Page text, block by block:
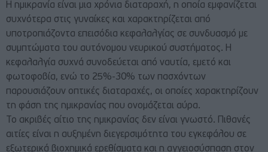
Η ημικρανία είναι μια χρόνια διαταραχή, η οποία εμφανίζεται
συχνότερα στις γυναίκες και χαρακτηρίζεται από
υποτροπιάζοντα επεισόδια κεφαλαλγίας σε συνδυασμό με
συμπτώματα του αυτόνομου νευρικού συστήματος. Η
κεφαλαλγία συχνά συνοδεύεται από ναυτία, εμετό και
φωτοφοβία, ενώ το 25%-30% των πασχόντων
παρουσιάζουν οπτικές διαταραχές, οι οποίες χαρακτηρίζουν
τη φάση της ημικρανίας που ονομάζεται αύρα.
Το ακριβές αίτιο της ημικρανίας δεν είναι γνωστό. Πιθανές
αιτίες είναι η αυξημένη διεγερσιμότητα του εγκεφάλου σε
εξωτερικά βιοχημικά ερεθίσματα και η αγγειοσύσπαση στον